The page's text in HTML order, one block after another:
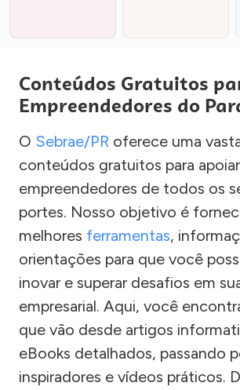
Conteúdos Gratuitos
Empreendedores do
O Sebrae/PR oferece uma
conteúdos gratuitos para apoiar
empreendedores de todos os
portes. Nosso objetivo é
melhores ferramentas,
orientações para que você
inovar e superar desafios em
empresarial. Aqui, você
que vão desde artigos
eBooks detalhados, passando
inspiradores e vídeos práticos.